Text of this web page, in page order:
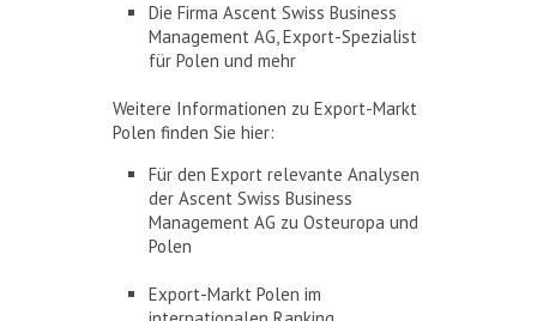
Die Firma Ascent Swiss Business
Management AG, Export-Spezialist
für Polen und mehr
Weitere Informationen zu Export-Markt
Polen finden Sie hier:
Für den Export relevante Analysen
der Ascent Swiss Business
Management AG zu Osteuropa und
Polen
Export-Markt Polen im